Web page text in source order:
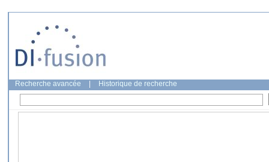
Recherche avancée Historique de recherche